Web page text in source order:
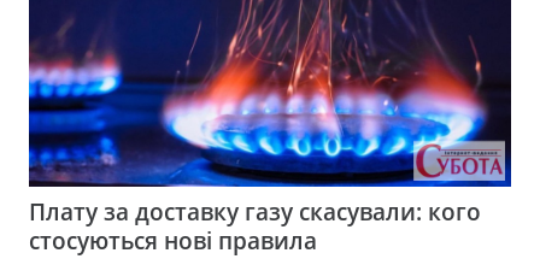
Плату за доставку газу скасували: кого
стосуються нові правила